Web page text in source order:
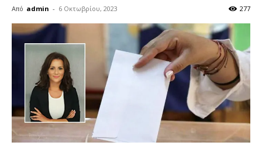
Από admin - 6 Οκτωβρίου, 2023 277